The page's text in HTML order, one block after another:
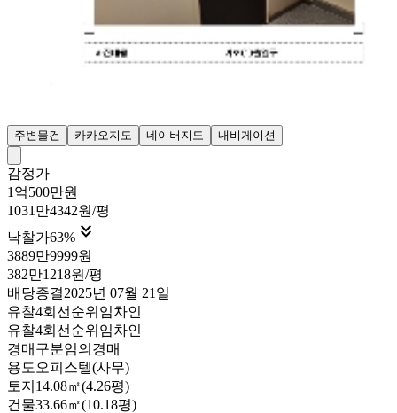
주변물건 카카오지도 네이버지도 내비게이션
감정가
1억500만원
1031만4342원/평
낙찰가63% 
3889만9999원
382만1218원/평
배당종결2025년 07월 21일
유찰4회 선순위임차인
유찰4회 선순위임차인
경매구분임의경매
용도 오피스텔(사무)
토지 14.08㎡(4.26평)
건물33.66㎡(10.18평)